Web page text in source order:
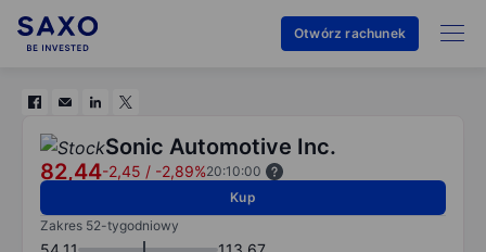
Otwórz rachunek
Sonic Automotive Inc.
82,44-2,45 / -2,89%20:10:00
Kup
Zakres 52-tygodniowy